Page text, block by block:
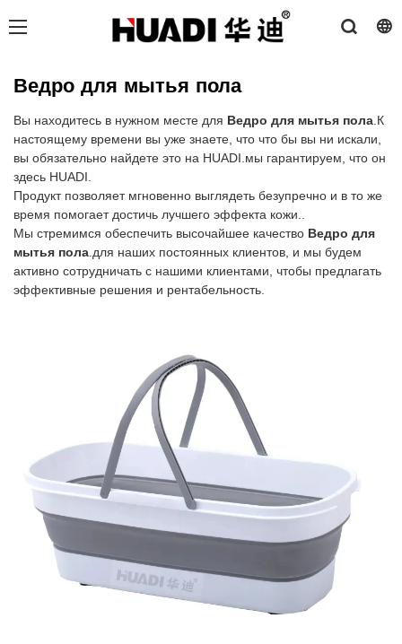
Ведро для мытья пола
Вы находитесь в нужном месте для Ведро для мытья пола.К
настоящему времени вы уже знаете, что что бы вы ни искали,
вы обязательно найдете это на HUADI.мы гарантируем, что он
здесь HUADI.
Продукт позволяет мгновенно выглядеть безупречно и в то же
время помогает достичь лучшего эффекта кожи..
Мы стремимся обеспечить высочайшее качество Ведро для
мытья пола.для наших постоянных клиентов, и мы будем
активно сотрудничать с нашими клиентами, чтобы предлагать
эффективные решения и рентабельность.